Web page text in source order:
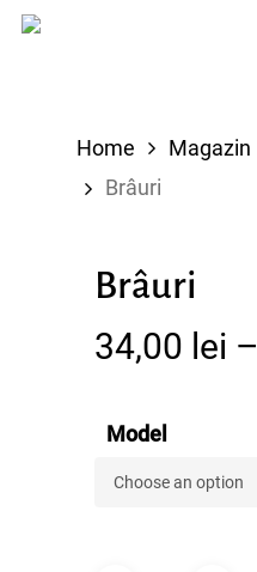
Skip
Home Magazin
Brâuri
Brâuri
34,00 lei –
Model